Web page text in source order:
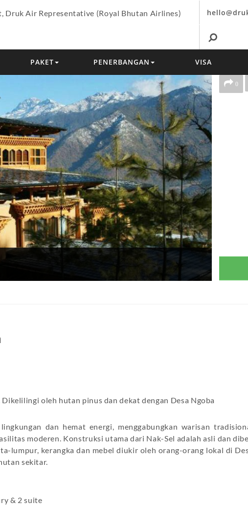
Druk Air Representative (Royal Bhutan Airlines)
PAKET PENERBANGAN VISA
0
oleh hutan pinus dan dekat dengan Desa Ngoba
dan hemat energi, menggabungkan warisan
moderen. Konstruksi utama dari Nak-Sel adalah asli dan
lumpur, kerangka dan mebel diukir oleh orang-orang lokal di
sekitar.
& 2 suite